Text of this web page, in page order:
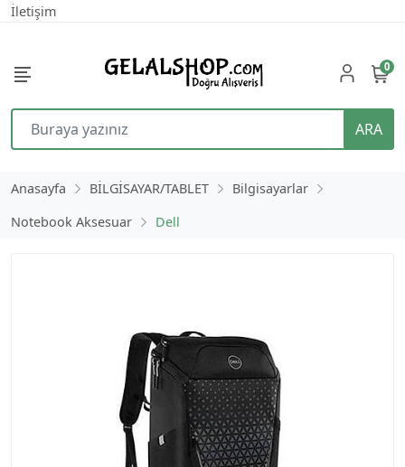
İletişim
ARA
0
Anasayfa BİLGİSAYAR/TABLET
Bilgisayarlar
Notebook Aksesuar
Dell